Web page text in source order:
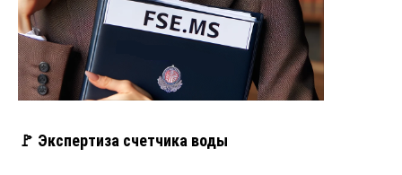
🚩 Экспертиза счетчика воды